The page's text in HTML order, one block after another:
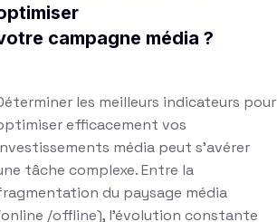
campagne média ?
les meilleurs indicateurs pour
efficacement vos
média peut s’avérer
tâche complexe. Entre la
du paysage média
/offline), l’évolution constante